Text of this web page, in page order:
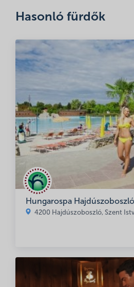
tájékoztató
Hasonló fürdők
Hungarospa Hajdúszoboszló
4200 Hajdúszoboszló, Szent